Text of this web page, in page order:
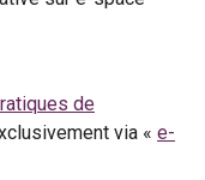
de
via « e-